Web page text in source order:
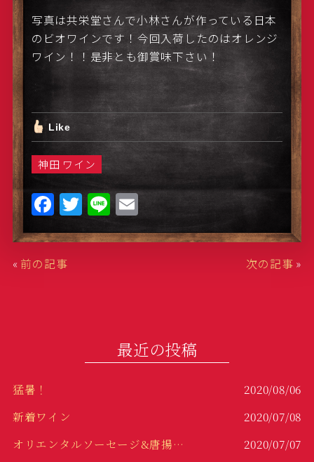
写真は共栄堂さんで小林さんが作っている日本
のビオワインです！今回入荷したのはオレンジ
ワイン！！是非とも御賞味下さい！
Like
神田 ワイン
F
a
c
e
T
w
it
Li
n
e
E
m
ai
« 前の記事 次の記事 »
最近の投稿
猛暑！
2020/08/06
新着ワイン
2020/07/08
オリエンタルソーセージ&唐揚げ！！
2020/07/07